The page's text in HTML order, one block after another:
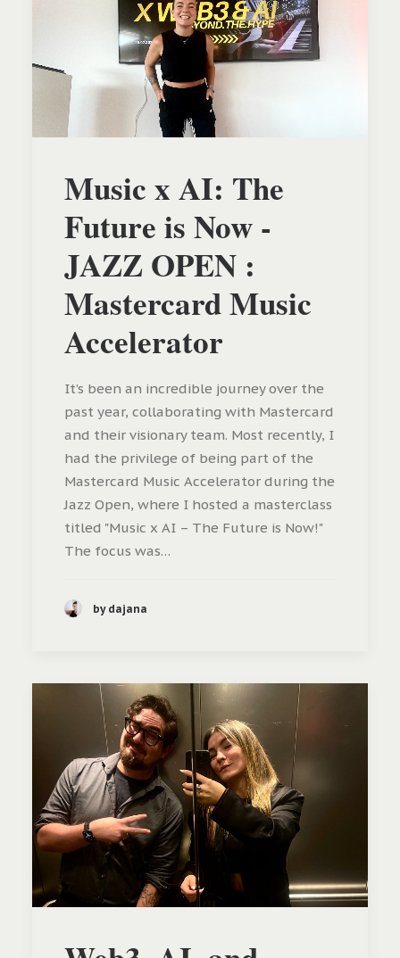
Music x AI: The
Future is Now -
JAZZ OPEN :
Mastercard Music
Accelerator
It’s been an incredible journey over the
past year, collaborating with Mastercard
and their visionary team. Most recently, I
had the privilege of being part of the
Mastercard Music Accelerator during the
Jazz Open, where I hosted a masterclass
titled "Music x AI – The Future is Now!"
The focus was…
by dajana